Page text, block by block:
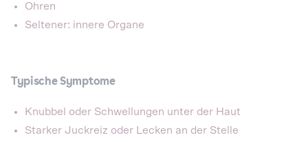
Ohren
Seltener: innere Organe
Typische Symptome
Knubbel oder Schwellungen unter der Haut
Starker Juckreiz oder Lecken an der Stelle